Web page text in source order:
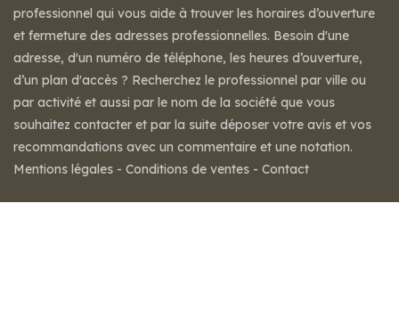
professionnel qui vous aide à trouver les horaires d’ouverture
et fermeture des adresses professionnelles. Besoin d'une
adresse, d'un numéro de téléphone, les heures d’ouverture,
d’un plan d'accès ? Recherchez le professionnel par ville ou
par activité et aussi par le nom de la société que vous
souhaitez contacter et par la suite déposer votre avis et vos
recommandations avec un commentaire et une notation.
Mentions légales - Conditions de ventes - Contact